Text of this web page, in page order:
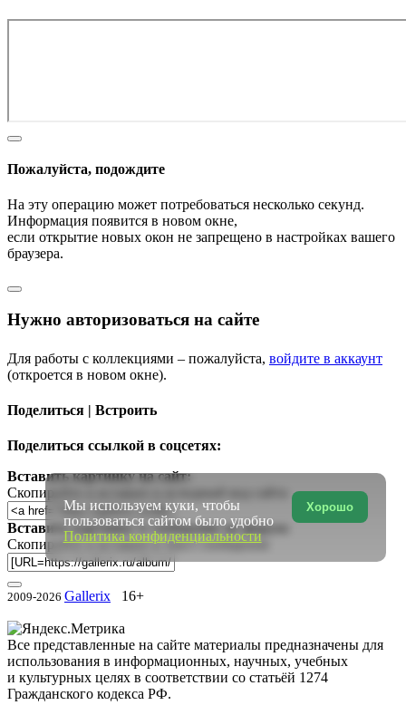
Пожалуйста, подождите
На эту операцию может потребоваться несколько секунд.
Информация появится в новом окне,
если открытие новых окон не запрещено в настройках вашего
браузера.
Нужно авторизоваться на сайте
Для работы с коллекциями – пожалуйста, войдите в аккаунт
(откроется в новом окне).
Поделиться | Встроить
Поделиться ссылкой в соцсетях:
Вставить картинку на сайт:
Скопируйте и вставьте в исходный код сайта
Вставить картинку в сообщение на форум:
Скопируйте и вставьте в текст сообщения
2009-2026 Gallerix 16+
Все представленные на сайте материалы предназначены для
использования в информационных, научных, учебных
и культурных целях в соответствии со статьёй 1274
Гражданского кодекса РФ.
Хорошо
Мы используем куки, чтобы
пользоваться сайтом было удобно
Политика конфиденциальности